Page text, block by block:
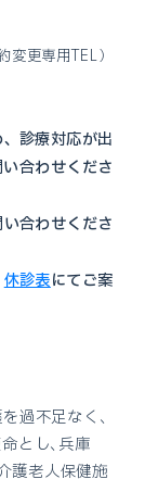
変更専用TEL）
診療対応が出
合わせくださ
合わせくださ
休診表にてご案
過不足なく、
とし、兵庫
介護老人保健施